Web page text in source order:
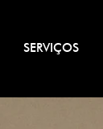
SERVIÇOS